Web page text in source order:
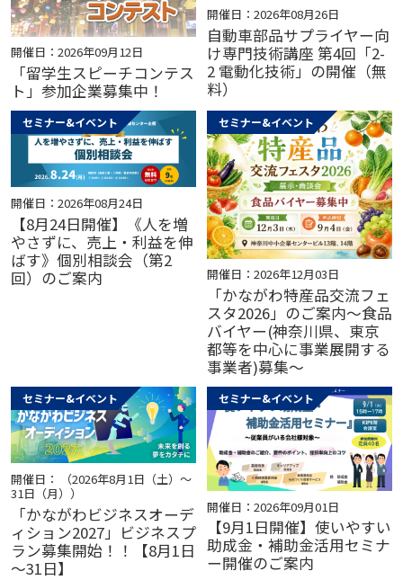
開催日：2026年09月12日
「留学生スピーチコンテス
ト」参加企業募集中！
開催日：2026年08月26日
自動車部品サプライヤー向
け専門技術講座 第4回「2-
2 電動化技術」の開催（無
料）
セミナー&イベント
開催日：2026年08月24日
【8月24日開催】《人を増
やさずに、売上・利益を伸
ばす》個別相談会（第2
回）のご案内
セミナー&イベント
開催日：2026年12月03日
「かながわ特産品交流フェ
スタ2026」のご案内～食品
バイヤー(神奈川県、東京
都等を中心に事業展開する
事業者)募集～
セミナー&イベント
開催日： （2026年8月1日（土）～
31日（月））
「かながわビジネスオーデ
ィション2027」ビジネスプ
ラン募集開始！！【8月1日
～31日】
セミナー&イベント
開催日：2026年09月01日
【9月1日開催】使いやすい
助成金・補助金活用セミナ
ー開催のご案内